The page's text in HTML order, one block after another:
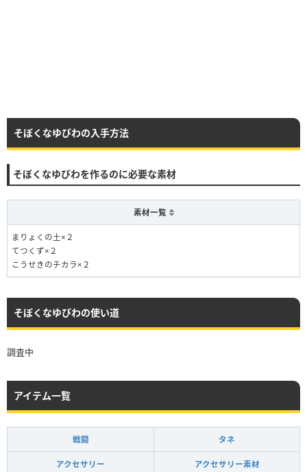
そぼくなゆびわの入手方法
そぼくなゆびわを作るのに必要な素材
素材一覧
まりょくの土×２
てつくず×２
こうせきのチカラ×２
そぼくなゆびわの使い道
調査中
アイテム一覧
戦闘 タネ
アクセサリー アクセサリー素材